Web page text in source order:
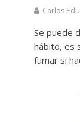
Carlos
Se puede
hábito, es
fumar si